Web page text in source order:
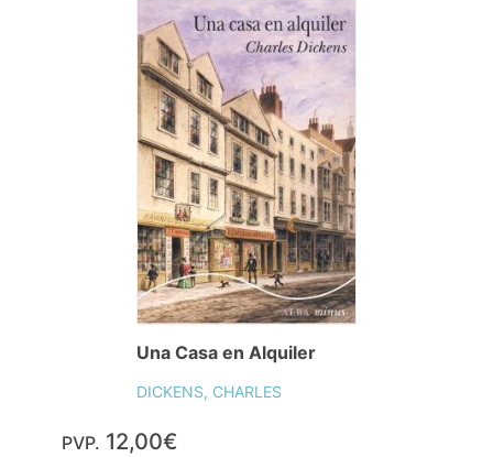
Una Casa en Alquiler
DICKENS, CHARLES
PVP. 12,00€